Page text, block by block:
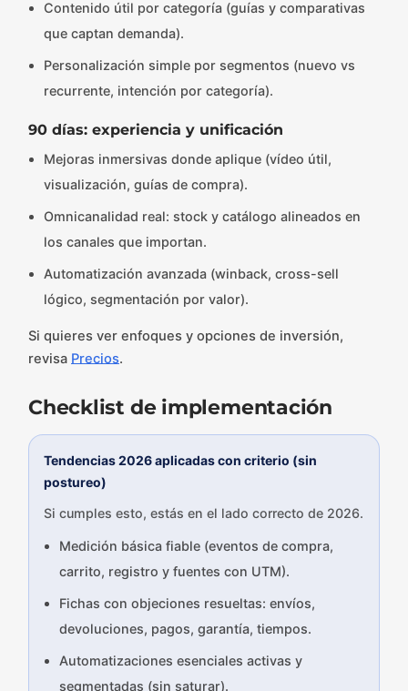
Contenido útil por categoría (guías y comparativas
que captan demanda).
Personalización simple por segmentos (nuevo vs
recurrente, intención por categoría).
90 días: experiencia y unificación
Mejoras inmersivas donde aplique (vídeo útil,
visualización, guías de compra).
Omnicanalidad real: stock y catálogo alineados en
los canales que importan.
Automatización avanzada (winback, cross-sell
lógico, segmentación por valor).
Si quieres ver enfoques y opciones de inversión,
revisa Precios.
Checklist de implementación
Tendencias 2026 aplicadas con criterio (sin
postureo)
Si cumples esto, estás en el lado correcto de 2026.
Medición básica fiable (eventos de compra,
carrito, registro y fuentes con UTM).
Fichas con objeciones resueltas: envíos,
devoluciones, pagos, garantía, tiempos.
Automatizaciones esenciales activas y
segmentadas (sin saturar).